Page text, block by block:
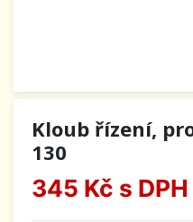
Kloub řízení,
130
345 Kč s DPH